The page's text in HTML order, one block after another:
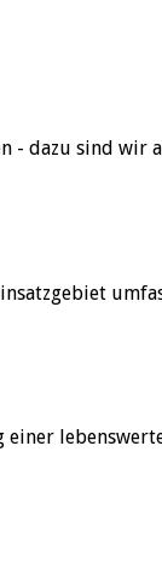
- dazu sind wir